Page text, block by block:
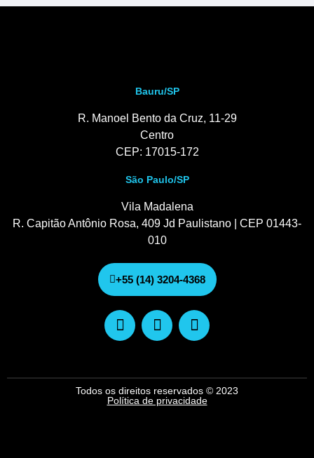
Bauru/SP
R. Manoel Bento da Cruz, 11-29
Centro
CEP: 17015-172
São Paulo/SP
Vila Madalena
R. Capitão Antônio Rosa, 409 Jd Paulistano | CEP 01443-
010
+55 (14) 3204-4368
Todos os direitos reservados © 2023
Política de privacidade